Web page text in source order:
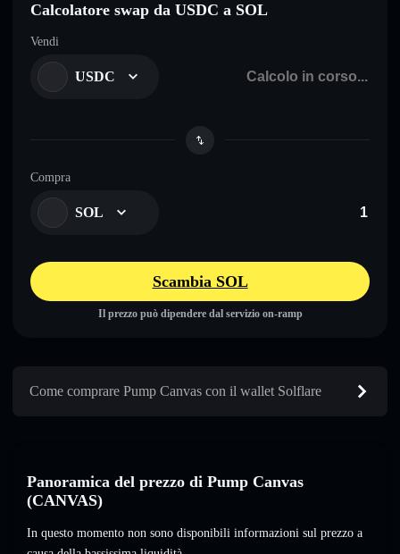
Calcolatore swap da USDC a SOL
Vendi
USDC
Compra
SOL
Scambia SOL
Il prezzo può dipendere dal servizio on-ramp
Come comprare Pump Canvas con il wallet Solflare
Panoramica del prezzo di Pump Canvas
(CANVAS)
In questo momento non sono disponibili informazioni sul prezzo a